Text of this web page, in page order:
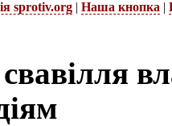
sprotiv.org | Наша кнопка |